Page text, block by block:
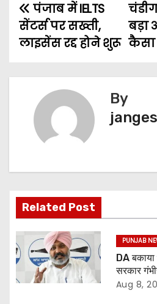
बड़ा
कैसा
पंजाब में IELTS
सेंटर्स पर सख्ती,
लाइसेंस रद्द होने शुरू
By
Related Post
PUNJAB
DA
सरकार
वित्त
Aug 8,